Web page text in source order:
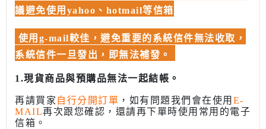
議避免使用yahoo、hotmail等信箱
使用g-mail較佳，避免重要的系統信件無法收取，
系統信件一旦發出，即無法補發。
1.現貨商品與預購品無法一起結帳。
再請買家 自行分開訂單 ，如有問題我們會在使用 E-
MAIL再次跟您確認，還請再下單時使用常用的電子
信箱。